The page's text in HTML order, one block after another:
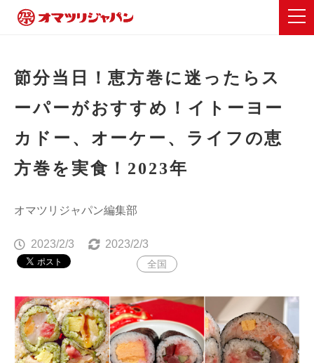
節分当日！恵方巻に迷ったらス
ーパーがおすすめ！イトーヨー
カドー、オーケー、ライフの恵
方巻を実食！2023年
オマツリジャパン編集部
2023/2/3 2023/2/3
全国